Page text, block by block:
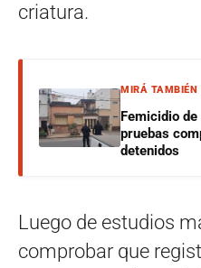
criatura.
MIRÁ TAMBIÉN
Femicidio
pruebas
detenidos
Luego de estudios
comprobar que